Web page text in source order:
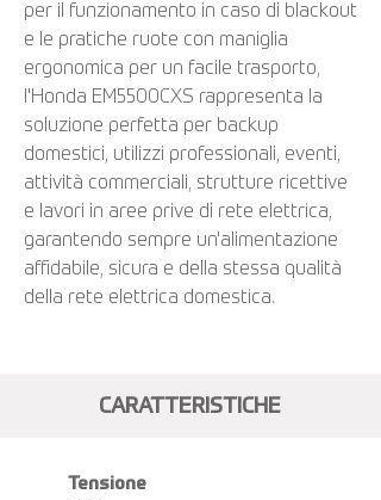
per il funzionamento in caso di blackout
e le pratiche ruote con maniglia
ergonomica per un facile trasporto,
l'Honda EM5500CXS rappresenta la
soluzione perfetta per backup
domestici, utilizzi professionali, eventi,
attività commerciali, strutture ricettive
e lavori in aree prive di rete elettrica,
garantendo sempre un'alimentazione
affidabile, sicura e della stessa qualità
della rete elettrica domestica.
CARATTERISTICHE
Tensione